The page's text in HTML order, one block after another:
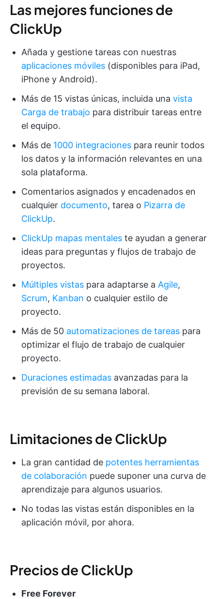
Las mejores funciones de
ClickUp
Añada y gestione tareas con nuestras
aplicaciones móviles (disponibles para iPad,
iPhone y Android).
Más de 15 vistas únicas, incluida una vista
Carga de trabajo para distribuir tareas entre
el equipo.
Más de 1000 integraciones para reunir todos
los datos y la información relevantes en una
sola plataforma.
Comentarios asignados y encadenados en
cualquier documento, tarea o Pizarra de
ClickUp.
ClickUp mapas mentales te ayudan a generar
ideas para preguntas y flujos de trabajo de
proyectos.
Múltiples vistas para adaptarse a Agile,
Scrum, Kanban o cualquier estilo de
proyecto.
Más de 50 automatizaciones de tareas para
optimizar el flujo de trabajo de cualquier
proyecto.
Duraciones estimadas avanzadas para la
previsión de su semana laboral.
Limitaciones de ClickUp
La gran cantidad de potentes herramientas
de colaboración puede suponer una curva de
aprendizaje para algunos usuarios.
No todas las vistas están disponibles en la
aplicación móvil, por ahora.
Precios de ClickUp
Free Forever